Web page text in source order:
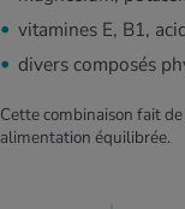
vitamines E, B1,
divers composés
Cette combinaison fait
alimentation équilibrée.